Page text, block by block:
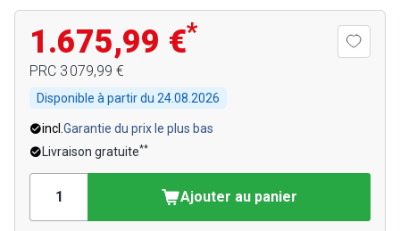
1.675,99 €*
PRC 3 079,99 €
Disponible à partir du 24.08.2026
incl. Garantie du prix le plus bas
Livraison gratuite**
Ajouter au panier